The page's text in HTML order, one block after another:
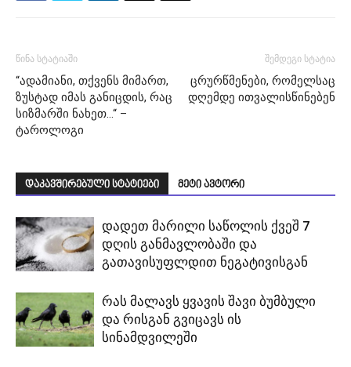
წინა სტატიაში
“ადამიანი, თქვენს მიმართ,
ზუსტად იმას განიცდის, რაც
სიზმარში ნახეთ…“ –
ტაროლოგი
შემდეგი სტატია
ცრურწმენები, რომელსაც
დღემდე ითვალისწინებენ
დაკავშირებული სტატიები მეტი ავტორი
დადეთ მარილი საწოლის ქვეშ 7
დღის განმავლობაში და
გათავისუფლდით ნეგატივისგან
რას მალავს ყვავის შავი ბუმბული
და რისგან გვიცავს ის
სინამდვილეში